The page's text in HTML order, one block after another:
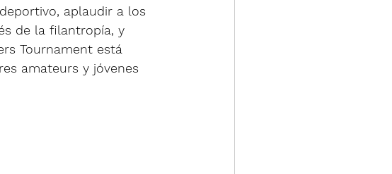
aplaudir a los
de la filantropía, y
Tournament está
amateurs y jóvenes